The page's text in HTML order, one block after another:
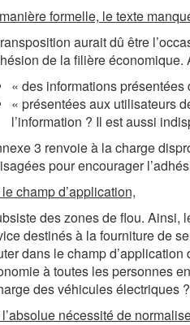
formelle, le texte
aurait dû être
de la filière
« des informations
« présentées aux utilisateurs
l’information ? Il est aussi
3 renvoie à la charge
pour encourager
champ d’application,
des zones de flou. Ainsi,
destinés à la fourniture de
dans le champ d’application
à toutes les personnes
des véhicules électriques ?
nécessité de